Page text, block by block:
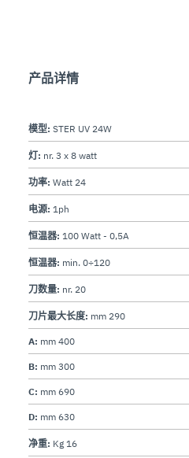
产品详情
模型: STER UV 24W
灯: nr. 3 x 8 watt
功率: Watt 24
电源: 1ph
恒温器: 100 Watt - 0,5A
恒温器: min. 0÷120
刀数量: nr. 20
刀片最大长度: mm 290
A: mm 400
B: mm 300
C: mm 690
D: mm 630
净重: Kg 16